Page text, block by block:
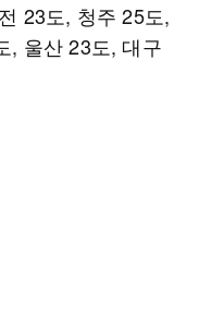
23도, 청주 25도,
, 울산 23도, 대구